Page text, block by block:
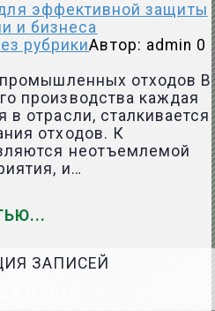
эффективной защиты
и бизнеса
рубрикиАвтор: admin 0
промышленных отходов В
производства каждая
отрасли, сталкивается
отходов. К
неотъемлемой
и…
ЗАПИСЕЙ